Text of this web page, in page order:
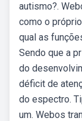
autismo?.
como o
qual as
Sendo que a
do
déficit de
do espectro.
um. Webos